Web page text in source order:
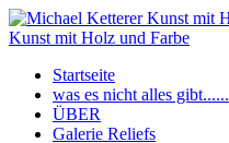
Kunst mit Holz und Farbe
Startseite
was es nicht alles gibt......
ÜBER
Galerie Reliefs